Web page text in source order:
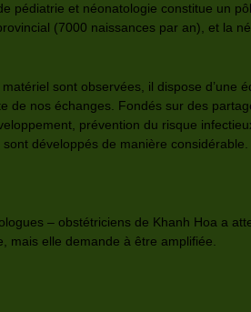
pédiatrie et néonatologie constitue un
(7000 naissances par an), et la
sont observées, il dispose d’une
nos échanges. Fondés sur des
prévention du risque
développés de manière considérable.
– obstétriciens de Khanh Hoa a
mais elle demande à être amplifiée.